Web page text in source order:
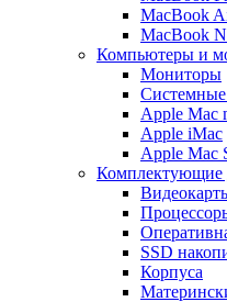
MacBook
MacBook
Компьютеры и
Мониторы
Apple Mac
Apple iMac
Apple Mac
SSD
Корпуса